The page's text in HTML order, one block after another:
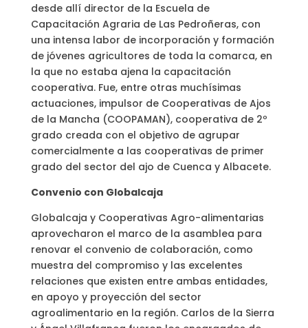
desde allí director de la Escuela de
Capacitación Agraria de Las Pedroñeras, con
una intensa labor de incorporación y formación
de jóvenes agricultores de toda la comarca, en
la que no estaba ajena la capacitación
cooperativa. Fue, entre otras muchísimas
actuaciones, impulsor de Cooperativas de Ajos
de la Mancha (COOPAMAN), cooperativa de 2º
grado creada con el objetivo de agrupar
comercialmente a las cooperativas de primer
grado del sector del ajo de Cuenca y Albacete.
Convenio con Globalcaja
Globalcaja y Cooperativas Agro-alimentarias
aprovecharon el marco de la asamblea para
renovar el convenio de colaboración, como
muestra del compromiso y las excelentes
relaciones que existen entre ambas entidades,
en apoyo y proyección del sector
agroalimentario en la región. Carlos de la Sierra